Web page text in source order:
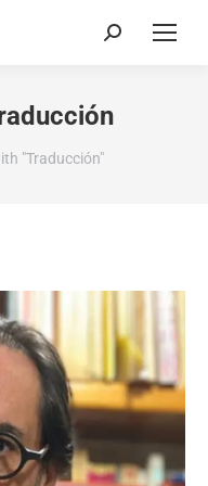
"Traducción"